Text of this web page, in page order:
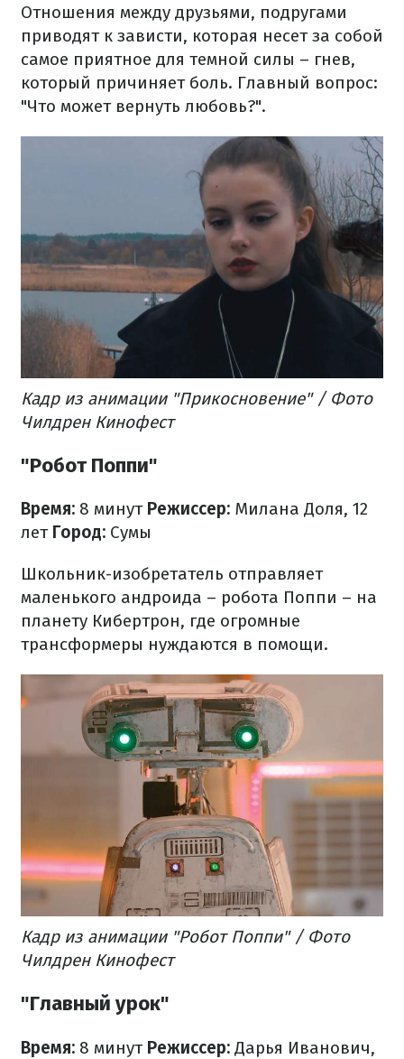
Отношения между друзьями, подругами
приводят к зависти, которая несет за собой
самое приятное для темной силы – гнев,
который причиняет боль. Главный вопрос:
"Что может вернуть любовь?".
Кадр из анимации "Прикосновение" / Фото
Чилдрен Кинофест
"Робот Поппи"
Время: 8 минут Режиссер: Милана Доля, 12
лет Город: Сумы
Школьник-изобретатель отправляет
маленького андроида – робота Поппи – на
планету Кибертрон, где огромные
трансформеры нуждаются в помощи.
Кадр из анимации "Робот Поппи" / Фото
Чилдрен Кинофест
"Главный урок"
Время: 8 минут Режиссер: Дарья Иванович,